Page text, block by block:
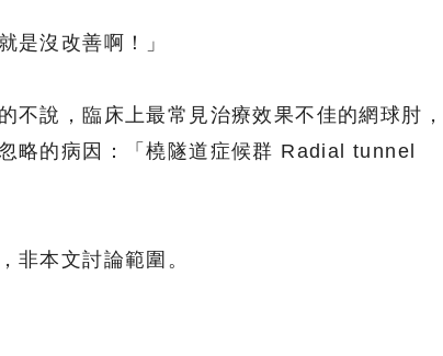
是沒改善啊！」
不說，臨床上最常見治療效果不佳的網球肘，
略的病因：「橈隧道症候群 Radial tunnel
非本文討論範圍。